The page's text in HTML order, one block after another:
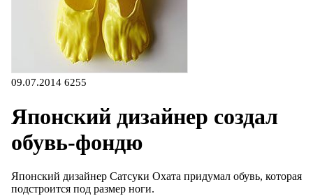
09.07.2014 6255
Японский дизайнер создал
обувь-фондю
Японский дизайнер Сатсуки Охата придумал обувь, которая
подстроится под размер ноги.